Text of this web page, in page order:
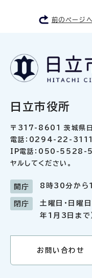
前のページ
日立市役所
〒317-8601 茨城県日
電話：0294-22-3111
IP電話：050-5528-
ヤルしてください。
開庁 8時30分から
閉庁
土曜日・日曜
年1月3日まで
お問い合わせ